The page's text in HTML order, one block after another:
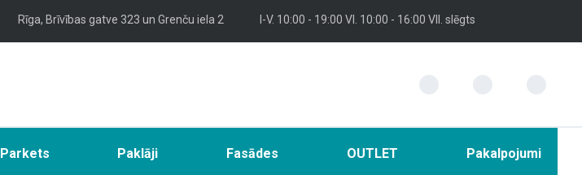
Rīga, Brīvības gatve 323 un Grenču iela 2 I-V. 10:00 - 19:00 VI. 10:00 - 16:00 VII. slēgts
Parkets Paklāji Fasādes OUTLET Pakalpojumi